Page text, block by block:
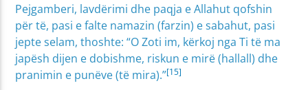
Pejgamberi, lavdërimi dhe paqja e Allahut qofshin
për të, pasi e falte namazin (farzin) e sabahut, pasi
jepte selam, thoshte: “O Zoti im, kërkoj nga Ti të ma
japësh dijen e dobishme, riskun e mirë (hallall) dhe
pranimin e punëve (të mira).”[15]